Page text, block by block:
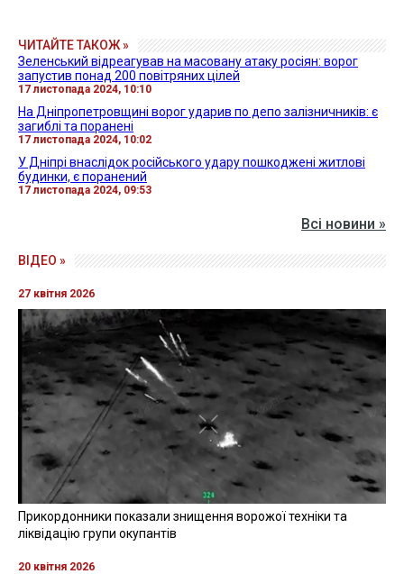
ЧИТАЙТЕ ТАКОЖ »
Зеленський відреагував на масовану атаку росіян: ворог
запустив понад 200 повітряних цілей
17 листопада 2024, 10:10
На Дніпропетровщині ворог ударив по депо залізничників: є
загиблі та поранені
17 листопада 2024, 10:02
У Дніпрі внаслідок російського удару пошкоджені житлові
будинки, є поранений
17 листопада 2024, 09:53
Всі новини »
ВІДЕО »
27 квітня 2026
Прикордонники показали знищення ворожої техніки та
ліквідацію групи окупантів
20 квітня 2026